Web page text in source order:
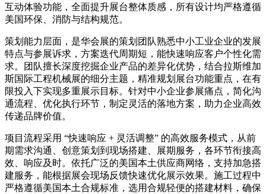
互动体验功能，全面提升展台整体质感，所有设计均严格遵循
美国环保、消防与结构规范。
策划能力层面，是华会展的策划团队熟悉中小工业企业的发展
特点与参展诉求，方案迭代周期短，能快速响应客户个性化需
求。团队擅长深度挖掘企业产品的差异化优势，结合拉斯维加
斯国际工程机械展的细分主题，精准规划展台功能重点，在有
限投入下实现多重展示目标。针对中小企业参展痛点，简化沟
通流程、优化执行环节，制定灵活的落地方案，助力企业高效
传递品牌价值。
项目流程采用 “快速响应 + 灵活调整” 的高效服务模式，从前
期需求沟通、创意策划到现场搭建、展期服务，各环节衔接高
效、响应及时。依托广泛的美国本土供应商网络，支持加急搭
建服务，能根据展会现场反馈快速优化展示效果。施工过程中
严格遵循美国本土合规标准，选用合规轻便的搭建材料，确保